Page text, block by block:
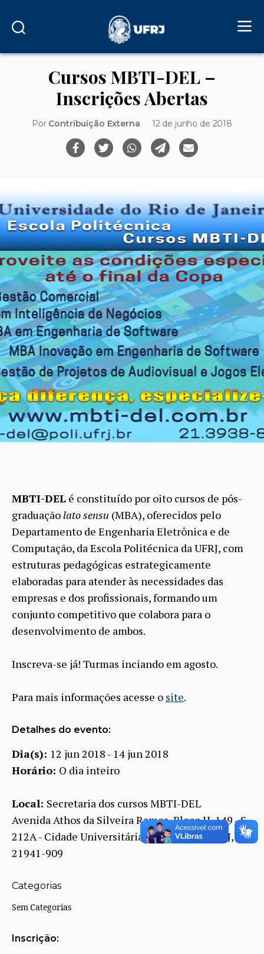
Cursos MBTI-DEL –
Inscrições Abertas
Por Contribuição Externa 12 de junho de 2018
MBTI-DEL é constituído por oito cursos de pós-
graduaçãolato sensu (MBA), oferecidos pelo
Departamento de Engenharia Eletrônica e de
Computação, da Escola Politécnica da UFRJ, com
estruturas pedagógicas estrategicamente
elaboradas para atender às necessidades das
empresas e dos profissionais, formando um
conjunto competitivo que colabora para o
desenvolvimento de ambos.
Inscreva-se já! Turmas inciando em agosto.
Para mais informações acesse o site.
Detalhes do evento:
Dia(s): 12 jun 2018 - 14 jun 2018
Horário: O dia inteiro
Local: Secretaria dos cursos MBTI-DEL
Avenida Athos da Silveira Ramos, Bloco H, 149 - S
212A - Cidade Universitária, Rio de Janeiro, RJ,
21941-909
Categorias
Sem Categorias
Inscrição: